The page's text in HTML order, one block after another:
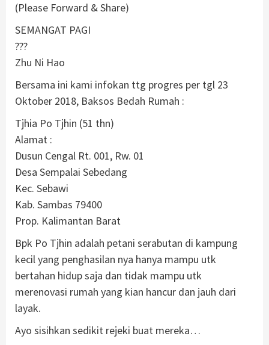
(Please Forward & Share)
SEMANGAT PAGI
???
Zhu Ni Hao
Bersama ini kami infokan ttg progres per tgl 23
Oktober 2018, Baksos Bedah Rumah :
Tjhia Po Tjhin (51 thn)
Alamat :
Dusun Cengal Rt. 001, Rw. 01
Desa Sempalai Sebedang
Kec. Sebawi
Kab. Sambas 79400
Prop. Kalimantan Barat
Bpk Po Tjhin adalah petani serabutan di kampung
kecil yang penghasilan nya hanya mampu utk
bertahan hidup saja dan tidak mampu utk
merenovasi rumah yang kian hancur dan jauh dari
layak.
Ayo sisihkan sedikit rejeki buat mereka…